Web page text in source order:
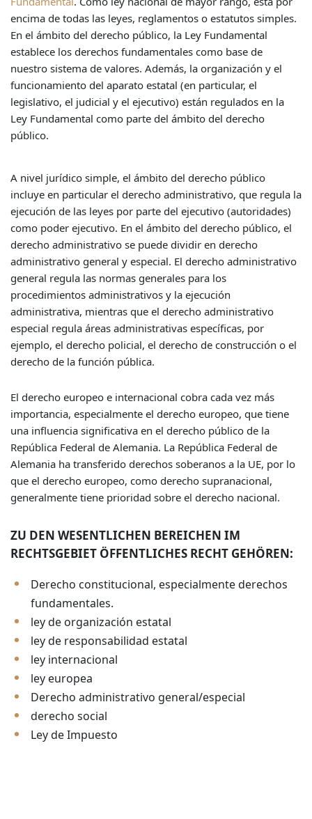
encima de todas las leyes, reglamentos o estatutos simples.
En el ámbito del derecho público, la Ley Fundamental
establece los derechos fundamentales como base de
nuestro sistema de valores. Además, la organización y el
funcionamiento del aparato estatal (en particular, el
legislativo, el judicial y el ejecutivo) están regulados en la
Ley Fundamental como parte del ámbito del derecho
público.
A nivel jurídico simple, el ámbito del derecho público
incluye en particular el derecho administrativo, que regula la
ejecución de las leyes por parte del ejecutivo (autoridades)
como poder ejecutivo. En el ámbito del derecho público, el
derecho administrativo se puede dividir en derecho
administrativo general y especial. El derecho administrativo
general regula las normas generales para los
procedimientos administrativos y la ejecución
administrativa, mientras que el derecho administrativo
especial regula áreas administrativas específicas, por
ejemplo, el derecho policial, el derecho de construcción o el
derecho de la función pública.
El derecho europeo e internacional cobra cada vez más
importancia, especialmente el derecho europeo, que tiene
una influencia significativa en el derecho público de la
República Federal de Alemania. La República Federal de
Alemania ha transferido derechos soberanos a la UE, por lo
que el derecho europeo, como derecho supranacional,
generalmente tiene prioridad sobre el derecho nacional.
ZU DEN WESENTLICHEN BEREICHEN IM
RECHTSGEBIET ÖFFENTLICHES RECHT GEHÖREN:
Derecho constitucional, especialmente derechos
fundamentales.
ley de organización estatal
ley de responsabilidad estatal
ley internacional
ley europea
Derecho administrativo general/especial
derecho social
Ley de Impuesto